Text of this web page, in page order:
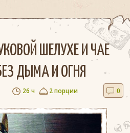
ШЕЛУХЕ И ЧАЕ
ДЫМА И ОГНЯ
26 ч 2 порции 0